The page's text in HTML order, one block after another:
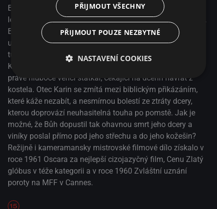
glóbus v téže kategorii a v roce 1960 Zvláštní uznání
poroty na MFF v Cannes.
Bohatý statkář (Max von Sydow) posílá svou krásnou 15-
letou dceru Karin do kostela zapálit svíčky za Pannu Marii.
Během cesty, která trvá na koni několik dní, si naivní Karin
užívá klid a krásu jarního lesa, dokud nenarazí na skupinu
tuláků. Ohromeni její krásou ji znásilní a následně zabijí.
Když zdivočelí muži hledají na noc úkryt, nabídne jim ho
právě hluboce věřící statkář, čekající na dceřin návrat z
kostela. Otec Karin se zmítá mezi biblickým přikázáním,
které káže nezabít, a nesmírnou bolestí ze ztráty dcery,
kterou doprovází neuhasitelná touha po pomstě. Jak je
možné, že Bůh dopustil tak ohavnou smrt jeho dcery a
viníky poslal přímo pod jeho střechu a do jeho kožešin?
Režijně i kameramansky mistrovské filmové dílo získalo v
roce 1961 Oscara za nejlepší cizojazyčný film, Cenu Zlatý
glóbus v téže kategorii a v roce 1960 Zvláštní uznání
poroty na MFF v Cannes.
PŘIJMOUT VŠECHNY
PŘIJMOUT POUZE NEZBYTNÉ
NASTAVENÍ COOKIES